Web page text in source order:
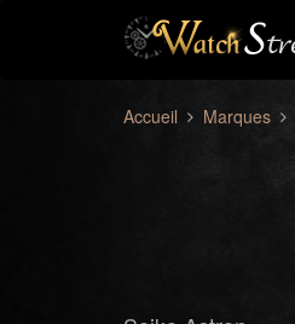
Accueil Marques